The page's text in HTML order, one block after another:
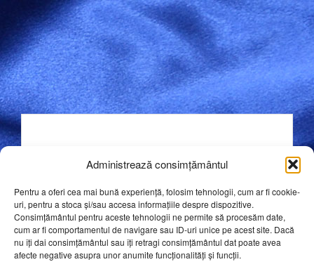
Administrează consimțământul
Pentru a oferi cea mai bună experiență, folosim tehnologii, cum ar fi cookie-
uri, pentru a stoca și/sau accesa informațiile despre dispozitive.
Consimțământul pentru aceste tehnologii ne permite să procesăm date,
cum ar fi comportamentul de navigare sau ID-uri unice pe acest site. Dacă
nu îți dai consimțământul sau îți retragi consimțământul dat poate avea
afecte negative asupra unor anumite funcționalități și funcții.
Items for Military Uniforms
FAQ